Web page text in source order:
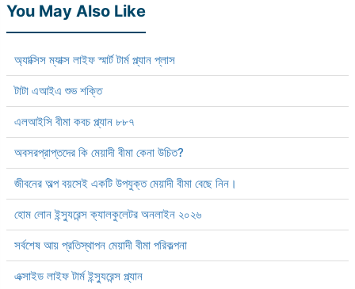
You May Also Like
অ্যাক্সিস ম্যাক্স লাইফ স্মার্ট টার্ম প্ল্যান প্লাস
টাটা এআইএ শুভ শক্তি
এলআইসি বীমা কবচ প্ল্যান ৮৮৭
অবসরপ্রাপ্তদের কি মেয়াদী বীমা কেনা উচিত?
জীবনের অল্প বয়সেই একটি উপযুক্ত মেয়াদী বীমা বেছে নিন।
হোম লোন ইন্স্যুরেন্স ক্যালকুলেটর অনলাইন ২০২৬
সর্বশেষ আয় প্রতিস্থাপন মেয়াদী বীমা পরিকল্পনা
এক্সাইড লাইফ টার্ম ইন্স্যুরেন্স প্ল্যান